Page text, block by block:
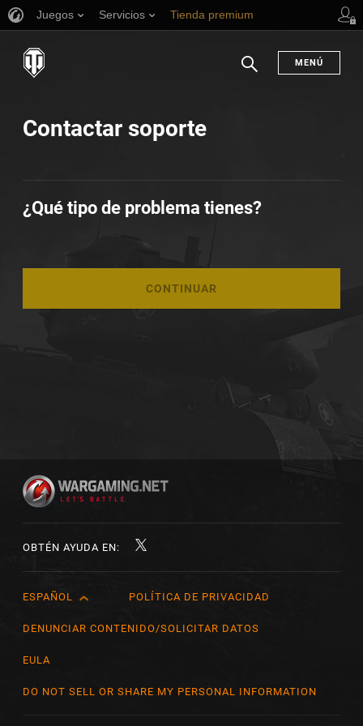
Juegos Servicios Tienda premium
MENÚ
Contactar soporte
¿Qué tipo de problema tienes?
CONTINUAR
OBTÉN AYUDA EN:
English
Čeština
ESPAÑOL POLÍTICA DE PRIVACIDAD
DENUNCIAR CONTENIDO/SOLICITAR DATOS
EULA
DO NOT SELL OR SHARE MY PERSONAL INFORMATION